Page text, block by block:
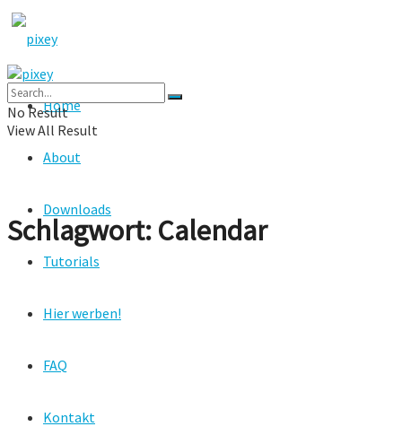
Home
About
Downloads
Tutorials
Hier werben!
FAQ
Kontakt
No Result
View All Result
Schlagwort: Calendar